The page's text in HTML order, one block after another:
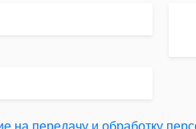
на передачу и обработку